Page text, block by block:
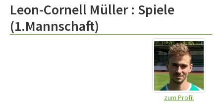
Leon-Cornell Müller : Spiele
(1.Mannschaft)
zum Profil